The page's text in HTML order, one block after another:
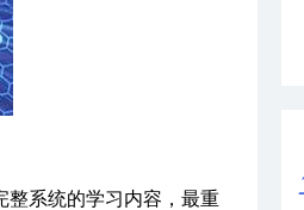
系统的学习内容，最重